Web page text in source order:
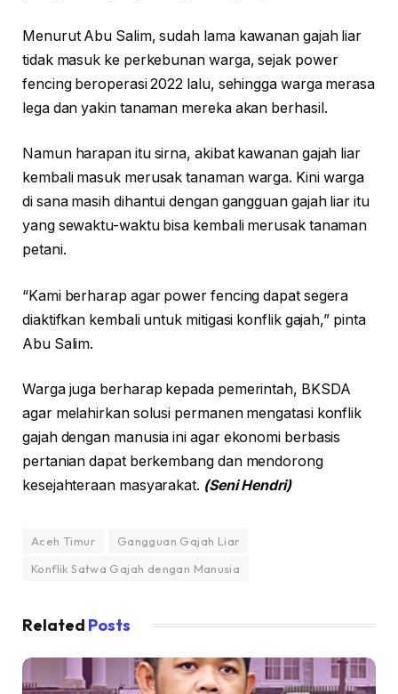
Menurut Abu Salim, sudah lama kawanan gajah liar
tidak masuk ke perkebunan warga, sejak power
fencing beroperasi 2022 lalu, sehingga warga merasa
lega dan yakin tanaman mereka akan berhasil.
Namun harapan itu sirna, akibat kawanan gajah liar
kembali masuk merusak tanaman warga. Kini warga
di sana masih dihantui dengan gangguan gajah liar itu
yang sewaktu-waktu bisa kembali merusak tanaman
petani.
“Kami berharap agar power fencing dapat segera
diaktifkan kembali untuk mitigasi konflik gajah,” pinta
Abu Salim.
Warga juga berharap kepada pemerintah, BKSDA
agar melahirkan solusi permanen mengatasi konflik
gajah dengan manusia ini agar ekonomi berbasis
pertanian dapat berkembang dan mendorong
kesejahteraan masyarakat. (Seni Hendri)
Aceh Timur
Gangguan Gajah Liar
Konflik Satwa Gajah dengan Manusia
Related Posts